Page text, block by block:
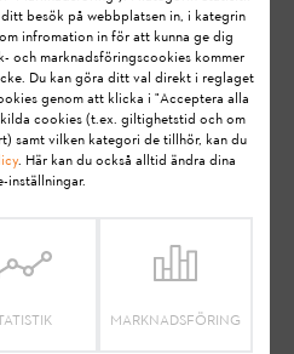
på
EVO
422 P)
422 PC)
632)
ändrad:
2021-
04-14
FAQ
How To & Tips
besök på webbplatsen in, i kategrin
infromation in för att kunna ge dig
och marknadsföringscookies kommer
Du kan göra ditt val direkt i reglaget
genom att klicka i "Acceptera alla
cookies (t.ex. giltighetstid och om
samt vilken kategori de tillhör, kan du
. Här kan du också alltid ändra dina
inställningar.
MARKNADSFÖRING